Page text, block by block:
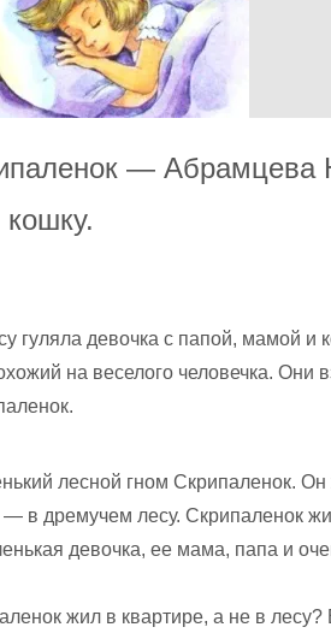
— Абрамцева
кошку.
гуляла девочка с папой, мамой и
на веселого человечка. Они
лесной гном Скрипаленок.
в дремучем лесу. Скрипаленок
девочка, ее мама, папа и
жил в квартире, а не в